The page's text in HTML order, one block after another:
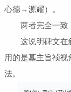
心德→源耀）。
两者完全一致，
这说明碑文在叙
用的是墓主旨祯
法。